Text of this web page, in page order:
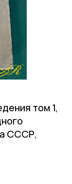
том 1,
СССР,